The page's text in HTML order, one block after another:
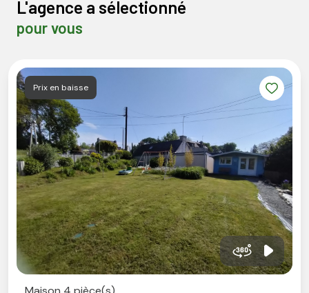
L'agence a sélectionné
pour vous
Prix en baisse